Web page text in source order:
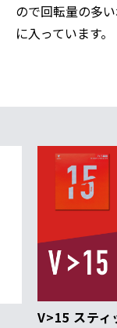
ので回転量の多
に入っています。
V>15 スティ